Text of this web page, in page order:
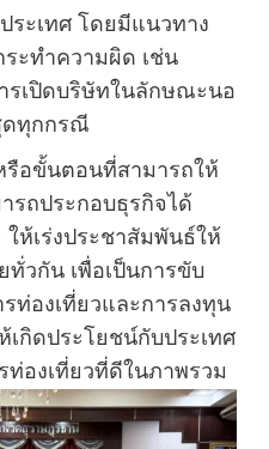
ระเทศ โดยมีแนวทาง
ะทำความผิด เช่น
รเปิดบริษัทในลักษณะนอ
ดทุกกรณี
อขั้นตอนที่สามารถให้
รถประกอบธุรกิจได้
ห้เร่งประชาสัมพันธ์ให้
วกัน เพื่อเป็นการขับ
ท่องเที่ยวและการลงทุน
กิดประโยชน์กับประเทศ
ท่องเที่ยวที่ดีในภาพรวม